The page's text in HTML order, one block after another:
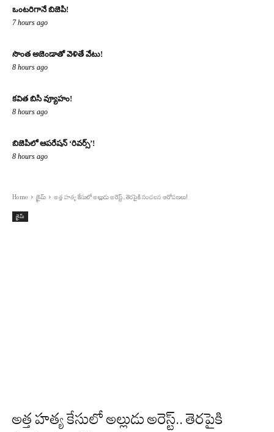
ఒంటరిగానే బిజెపి!
7 hours ago
సొంత అజెండాతో వెళితే వేటు!
8 hours ago
కవిత బిసి వ్యూహం!
8 hours ago
బిజెపిలో ఆపరేషన్ ‘రివర్స్’!
8 hours ago